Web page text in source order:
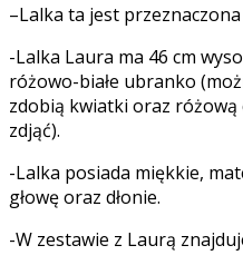
–Lalka ta jest
-Lalka Laura ma 46 cm
różowo-białe ubranko
zdobią kwiatki oraz różową
zdjąć).
-Lalka posiada miękkie,
głowę oraz dłonie.
-W zestawie z Laurą